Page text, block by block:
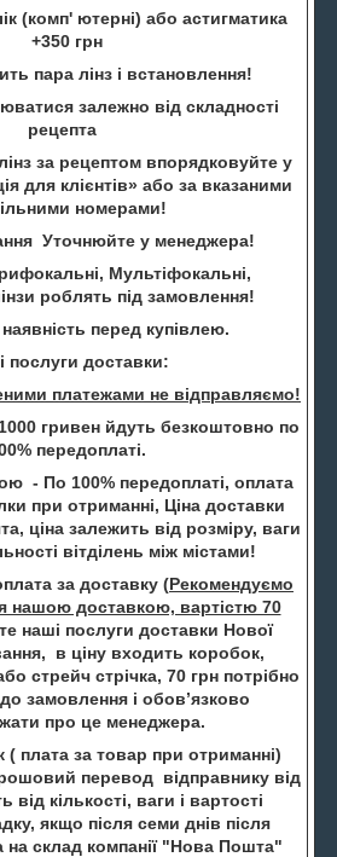
(комп' ютерні) або астигматика
+350 грн
пара лінз і встановлення!
залежно від складності
рецепта
за рецептом впорядковуйте у
для клієнтів» або за вказаними
номерами!
Уточнюйте у менеджера!
Мультіфокальні,
роблять під замовлення!
перед купівлею.
послуги доставки:
платежами не відправляємо!
гривен йдуть безкоштовно по
передоплаті.
- По 100% передоплаті, оплата
при отриманні, Ціна доставки
ціна залежить від розміру, ваги
вітділень між містами!
за доставку (Рекомендуємо
нашою доставкою, вартістю 70
наші послуги доставки Нової
в ціну входить коробок,
стрейч стрічка, 70 грн потрібно
замовлення і обов’язково
про це менеджера.
( плата за товар при отриманні)
перевод відправнику від
від кількості, ваги і вартості
якщо після семи днів після
на склад компанії "Нова Пошта"